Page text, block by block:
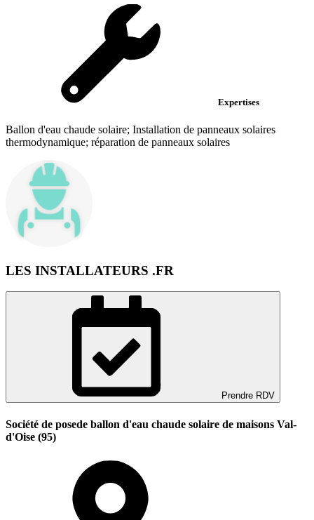
Expertises
Ballon d'eau chaude solaire; Installation de panneaux solaires
thermodynamique; réparation de panneaux solaires
LES INSTALLATEURS .FR
Prendre RDV
Société de posede ballon d'eau chaude solaire de maisons Val-
d'Oise (95)